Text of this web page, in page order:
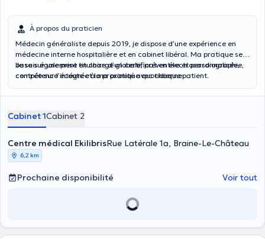
À propos du praticien
Médecin généraliste depuis 2019, je dispose d’une expérience en
médecine interne hospitalière et en cabinet libéral. Ma pratique se
base sur une prise en charge globale, préventive et personnalisée,
centrée sur l’écoute et la proximité avec chaque patient.
Je suis également titulaire d’un certificat en électrocardiographie,
compétence intégrée à ma pratique quotidienne.
Cabinet 1Cabinet 2
Centre médical EkilibrisRue Latérale 1a, Braine-Le-Château
6,2 km
Prochaine disponibilité Voir tout